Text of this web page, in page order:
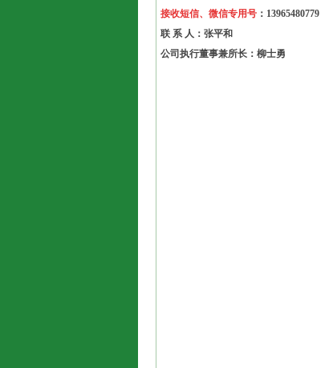
接收短信、微信专用号 ：13965480779
联 系 人：张平和
公司执行董事兼所长：柳士勇